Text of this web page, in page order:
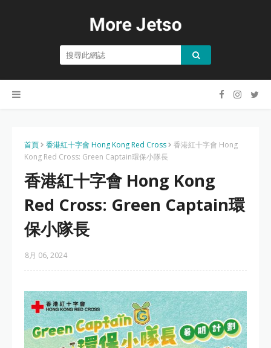
首頁 香港紅十字會 Hong Kong Red Cross
香港紅十字會 Hong
Kong Red Cross: Green Captain環保小隊長
香港紅十字會 Hong Kong
Red Cross: Green Captain環
保小隊長
8月 06, 2024